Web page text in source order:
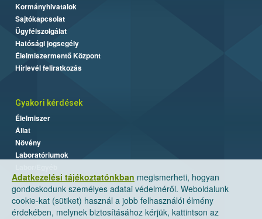
Adatkezelési tájékoztatónkban megismerheti, hogyan
gondoskodunk személyes adatai védelméről. Weboldalunk
cookie-kat (sütiket) használ a jobb felhasználói élmény
érdekében, melynek biztosításához kérjük, kattintson az
Kormányhivatalok
Sajtókapcsolat
Ügyfélszolgálat
Hatósági jogsegély
Élelmiszermentő Központ
Hírlevél feliratkozás
Gyakori kérdések
Élelmiszer
Állat
Növény
Laboratóriumok